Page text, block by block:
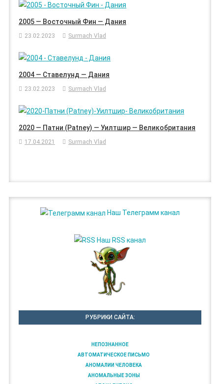
2005 — Восточный Фин — Дания
23.02.2023 Surmach Vlad
2004 — Ставелунд — Дания
23.02.2023 Surmach Vlad
2020 — Патни (Patney) — Уилтшир — Великобритания
17.04.2021 Surmach Vlad
Наш Телеграмм канал
Наш RSS канал
РУБРИКИ САЙТА:
НЕПОЗНАННОЕ
АВТОМАТИЧЕСКОЕ ПИСЬМО
АНОМАЛИИ ЧЕЛОВЕКА
АНОМАЛЬНЫЕ ЗОНЫ